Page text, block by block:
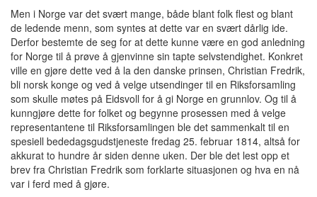
Men i Norge var det svært mange, både blant folk flest og blant
de ledende menn, som syntes at dette var en svært dårlig ide.
Derfor bestemte de seg for at dette kunne være en god anledning
for Norge til å prøve å gjenvinne sin tapte selvstendighet. Konkret
ville en gjøre dette ved å la den danske prinsen, Christian Fredrik,
bli norsk konge og ved å velge utsendinger til en Riksforsamling
som skulle møtes på Eidsvoll for å gi Norge en grunnlov. Og til å
kunngjøre dette for folket og begynne prosessen med å velge
representantene til Riksforsamlingen ble det sammenkalt til en
spesiell bededagsgudstjeneste fredag 25. februar 1814, altså for
akkurat to hundre år siden denne uken. Der ble det lest opp et
brev fra Christian Fredrik som forklarte situasjonen og hva en nå
var i ferd med å gjøre.